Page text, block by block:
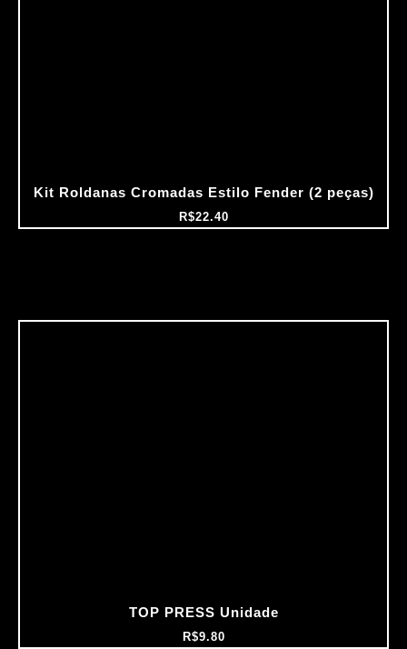
Kit Roldanas Cromadas Estilo Fender (2 peças)
R$22.40
TOP PRESS Unidade
R$9.80